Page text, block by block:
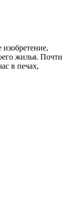
жилья. Почти
в печах,